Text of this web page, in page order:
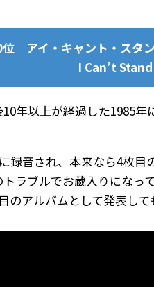
アイ・キャント・スタン
I Can’t
年以上が経過した1985
録音され、本来なら4枚目
ラブルでお蔵入りになっ
のアルバムとして発表して